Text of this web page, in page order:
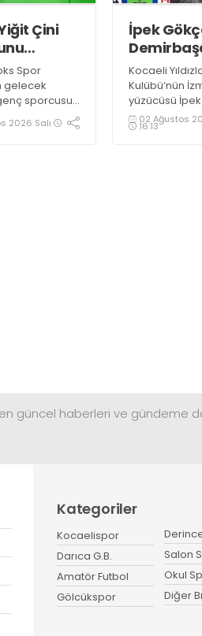
Çini
Spor
gelecek
sporcusu
2027
Şampiyonası
2026 Salı
İpek
Kocaeli
Kulübü’nün
yüzücüsü
Demirbaşak
olmasına
02 Ağustos
16:13
güncel haberleri ve gündeme
Kategoriler
Kocaelispor
Darıca G.B.
Amatör Futbol
Gölcükspor
Salon
Okul
Diğer